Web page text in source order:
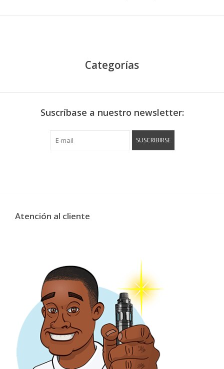
Categorías
Suscríbase a nuestro newsletter:
SUSCRIBIRSE
Atención al cliente